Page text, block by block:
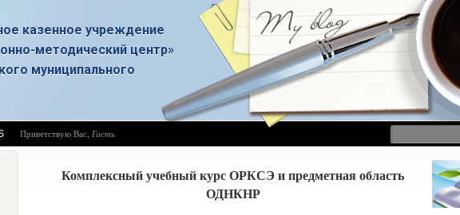
казенное учреждение
методический центр»
муниципального
Приветствую Вас Гость
Комплексный учебный курс ОРКСЭ и предметная область
ОДНКНР